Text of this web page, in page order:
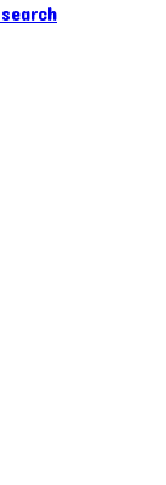
search